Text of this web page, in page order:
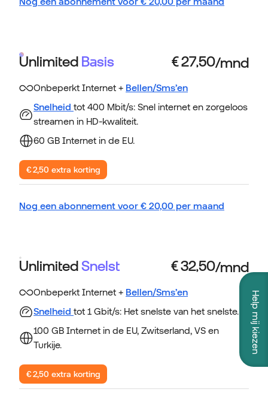
Unlimited Basis
Onbeperkt Internet + Bellen/Sms’en
Snelheid tot 400 Mbit/s: Snel internet en zorgeloos
streamen in HD-kwaliteit.
60 GB Internet in de EU.
€ 2,50 extra korting
Nog een abonnement voor € 20,00 per maand
UnlimitedSnelst
Onbeperkt Internet + Bellen/Sms’en
Snelheid tot 1 Gbit/s: Het snelste van het snelste.
100 GB Internet in de EU, Zwitserland, VS en
Turkije.
€ 2,50 extra korting
Help mij kiezen